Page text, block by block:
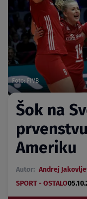
Foto: FIVB
Šok na
Ameriku
Autor: Andrej
SPORT - OSTALO